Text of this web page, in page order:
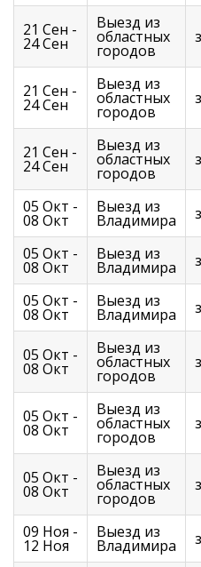
21 Сен -
24 Сен
Выезд из
областных
городов
21 Сен -
24 Сен
Выезд из
областных
городов
21 Сен -
24 Сен
Выезд из
областных
городов
05 Окт -
08 Окт
Выезд из
Владимира
05 Окт -
08 Окт
Выезд из
Владимира
05 Окт -
08 Окт
Выезд из
Владимира
05 Окт -
08 Окт
Выезд из
областных
городов
05 Окт -
08 Окт
Выезд из
областных
городов
05 Окт -
08 Окт
Выезд из
областных
городов
09 Ноя -
12 Ноя
Выезд из
Владимира